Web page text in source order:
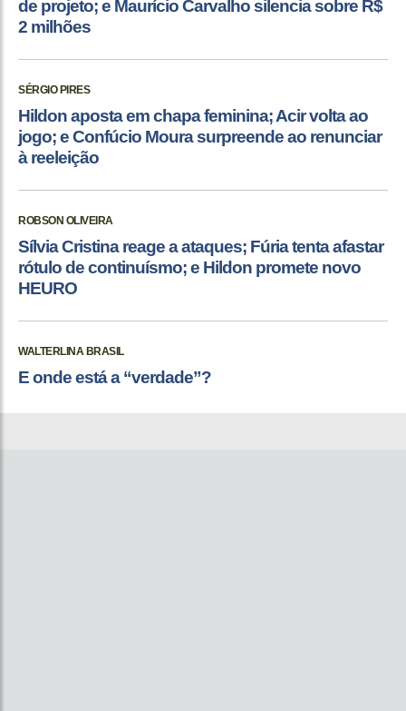
de projeto; e Maurício Carvalho silencia sobre R$
2 milhões
SÉRGIO PIRES
Hildon aposta em chapa feminina; Acir volta ao
jogo; e Confúcio Moura surpreende ao renunciar
à reeleição
ROBSON OLIVEIRA
Sílvia Cristina reage a ataques; Fúria tenta afastar
rótulo de continuísmo; e Hildon promete novo
HEURO
WALTERLINA BRASIL
E onde está a “verdade”?